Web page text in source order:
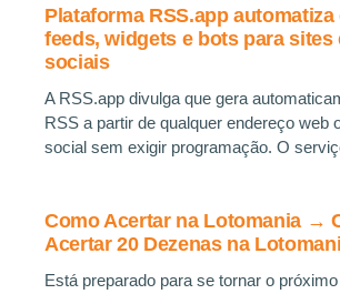
Plataforma RSS.app
feeds, widgets e bots para sites
sociais
A RSS.app divulga que gera
RSS a partir de qualquer endereço web
social sem exigir programação. O
Como Acertar na Lotomania →
Acertar 20 Dezenas na
Está preparado para se tornar o